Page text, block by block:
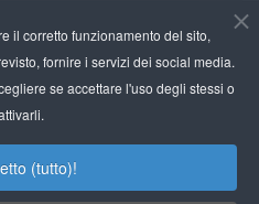
il corretto funzionamento del sito,
fornire i servizi dei social media.
se accettare l'uso degli stessi o
(tutto)!